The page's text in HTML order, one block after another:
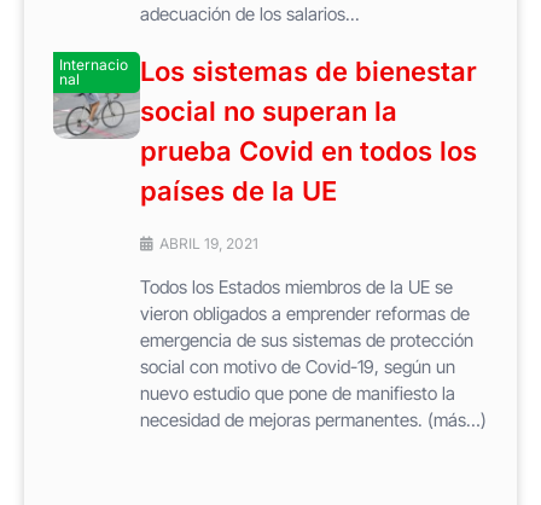
adecuación de los salarios...
Internacio
nal
Los sistemas de bienestar
social no superan la
prueba Covid en todos los
países de la UE
ABRIL 19, 2021
Todos los Estados miembros de la UE se
vieron obligados a emprender reformas de
emergencia de sus sistemas de protección
social con motivo de Covid-19, según un
nuevo estudio que pone de manifiesto la
necesidad de mejoras permanentes. (más…)